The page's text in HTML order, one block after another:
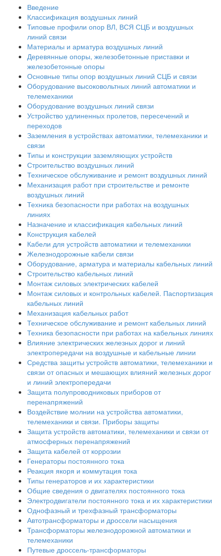
Введение
Классификация воздушных линий
Типовые профили опор ВЛ, ВСЯ СЦБ и воздушных
линий связи
Материалы и арматура воздушных линий
Деревянные опоры, железобетонные приставки и
железобетонные опоры
Основные типы опор воздушных линий СЦБ и связи
Оборудование высоковольтных линий автоматики и
телемеханики
Оборудование воздушных линий связи
Устройство удлиненных пролетов, пересечений и
переходов
Заземления в устройствах автоматики, телемеханики и
связи
Типы и конструкции заземляющих устройств
Строительство воздушных линий
Техническое обслуживание и ремонт воздушных линий
Механизация работ при строительстве и ремонте
воздушных линий
Техника безопасности при работах на воздушных
линиях
Назначение и классификация кабельных линий
Конструкция кабелей
Кабели для устройств автоматики и телемеханики
Железнодорожные кабели связи
Оборудование, арматура и материалы кабельных линий
Строительство кабельных линий
Монтаж силовых электрических кабелей
Монтаж силовых и контрольных кабелей. Паспортизация
кабельных линий
Механизация кабельных работ
Техническое обслуживание и ремонт кабельных линий
Техника безопасности при работах на кабельных линиях
Влияние электрических железных дорог и линий
электропередачи на воздушные и кабельные линии
Средства защиты устройств автоматики, телемеханики и
связи от опасных и мешающих влияний железных дорог
и линий электропередачи
Защита полупроводниковых приборов от
перенапряжений
Воздействие молнии на устройства автоматики,
телемеханики и связи. Приборы защиты
Защита устройств автоматики, телемеханики и связи от
атмосферных перенапряжений
Защита кабелей от коррозии
Генераторы постоянного тока
Реакция якоря и коммутация тока
Типы генераторов и их характеристики
Общие сведения о двигателях постоянного тока
Электродвигатели постоянного тока и их характеристики
Однофазный и трехфазный трансформаторы
Автотрансформаторы и дроссели насыщения
Трансформаторы железнодорожной автоматики и
телемеханики
Путевые дроссель-трансформаторы